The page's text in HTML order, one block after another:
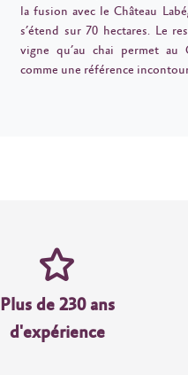
la fusion avec le Château
s’étend sur 70 hectares. Le
vigne qu’au chai permet au
comme une référence
Plus de 230 ans
d'expérience